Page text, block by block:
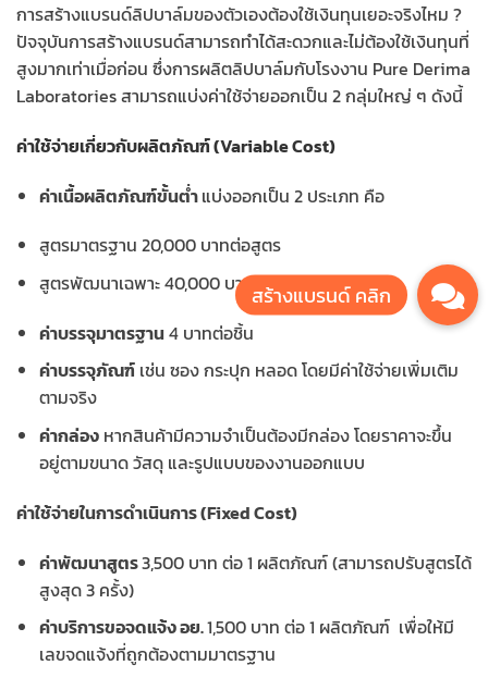
การสร้างแบรนด์ลิปบาล์มของตัวเองต้องใช้เงินทุนเยอะจริงไหม ?
ปัจจุบันการสร้างแบรนด์สามารถทำได้สะดวกและไม่ต้องใช้เงินทุนที่
สูงมากเท่าเมื่อก่อน ซึ่งการผลิตลิปบาล์มกับโรงงาน Pure Derima
Laboratories สามารถแบ่งค่าใช้จ่ายออกเป็น 2 กลุ่มใหญ่ ๆ ดังนี้
ค่าใช้จ่ายเกี่ยวกับผลิตภัณฑ์ (Variable Cost)
ค่าเนื้อผลิตภัณฑ์ขั้นต่ำแบ่งออกเป็น 2 ประเภท คือ
สูตรมาตรฐาน 20,000 บาทต่อสูตร
สูตรพัฒนาเฉพาะ 40,000 บาทต่อสูตร
ค่าบรรจุมาตรฐาน4 บาทต่อชิ้น
ค่าบรรจุภัณฑ์เช่น ซอง กระปุก หลอด โดยมีค่าใช้จ่ายเพิ่มเติม
ตามจริง
ค่ากล่องหากสินค้ามีความจำเป็นต้องมีกล่อง โดยราคาจะขึ้น
อยู่ตามขนาด วัสดุ และรูปแบบของงานออกแบบ
ค่าใช้จ่ายในการดำเนินการ (Fixed Cost)
ค่าพัฒนาสูตร3,500 บาท ต่อ 1 ผลิตภัณฑ์ (สามารถปรับสูตรได้
สูงสุด 3 ครั้ง)
ค่าบริการขอจดแจ้ง อย.1,500 บาท ต่อ 1 ผลิตภัณฑ์ เพื่อให้มี
เลขจดแจ้งที่ถูกต้องตามมาตรฐาน